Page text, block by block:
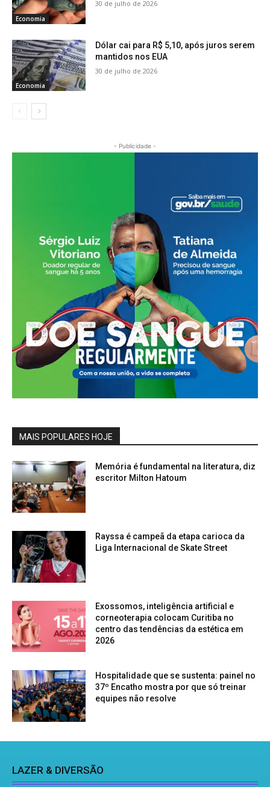
Economia
30 de julho de 2026
Economia
Dólar cai para R$ 5,10, após juros serem
mantidos nos EUA
30 de julho de 2026
- Publicidade -
MAIS POPULARES HOJE
Memória é fundamental na literatura, diz
escritor Milton Hatoum
Rayssa é campeã da etapa carioca da
Liga Internacional de Skate Street
Exossomos, inteligência artificial e
corneoterapia colocam Curitiba no
centro das tendências da estética em
2026
Hospitalidade que se sustenta: painel no
37º Encatho mostra por que só treinar
equipes não resolve
LAZER & DIVERSÃO